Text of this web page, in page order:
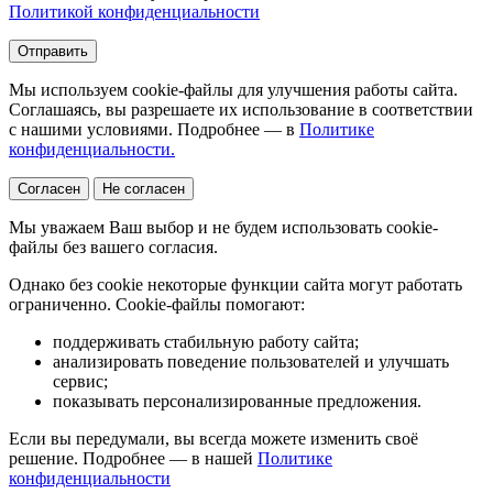
Политикой конфиденциальности
Отправить
Мы используем cookie-файлы для улучшения работы сайта.
Соглашаясь, вы разрешаете их использование в соответствии
с нашими условиями. Подробнее — в Политике
конфиденциальности.
Согласен Не согласен
Мы уважаем Ваш выбор и не будем использовать cookie-
файлы без вашего согласия.
Однако без cookie некоторые функции сайта могут работать
ограниченно. Cookie-файлы помогают:
поддерживать стабильную работу сайта;
анализировать поведение пользователей и улучшать
сервис;
показывать персонализированные предложения.
Если вы передумали, вы всегда можете изменить своё
решение. Подробнее — в нашей Политике
конфиденциальности